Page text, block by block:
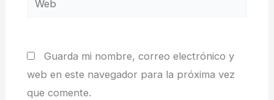
Guarda mi nombre, correo electrónico y
web en este navegador para la próxima vez
que comente.